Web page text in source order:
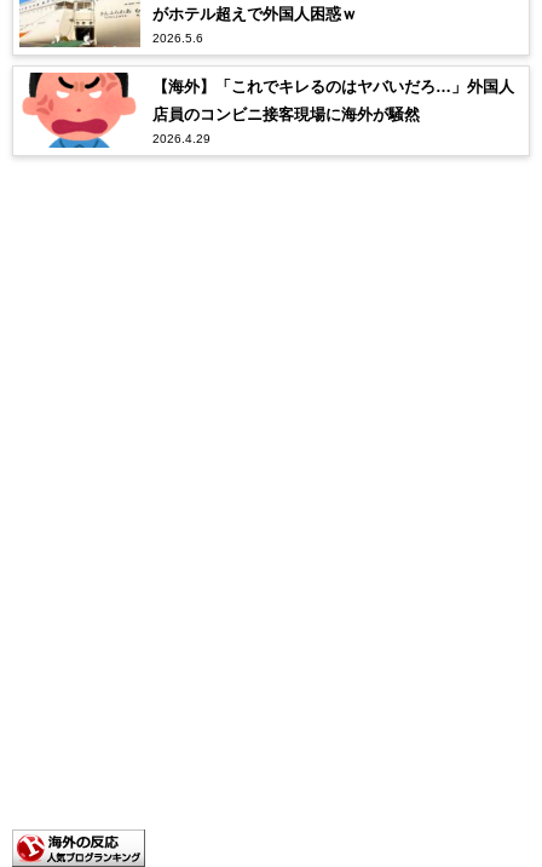
がホテル超えで外国人困惑ｗ
2026.5.6
【海外】「これでキレるのはヤバいだろ…」外国人
店員のコンビニ接客現場に海外が騒然
2026.4.29